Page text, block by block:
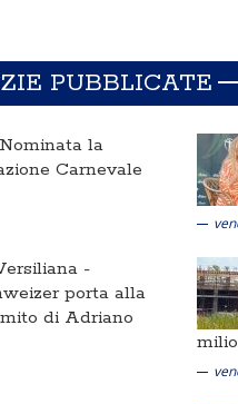
PUBBLICATE
Nominata la
Carnevale
-
porta alla
di Adriano